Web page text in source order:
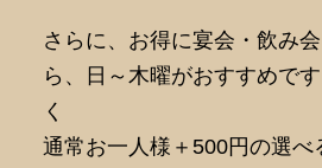
さらに、お得に宴会・飲み
ら、日～木曜がおすすめで
く
通常お一人様＋500円の選べ